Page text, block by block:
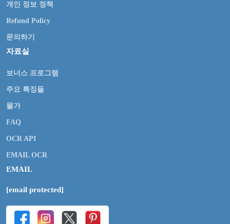
개인 정보 정책
Refund Policy
문의하기
자료실
보너스 프로그램
주요 특징들
물가
FAQ
OCR API
EMAIL OCR
EMAIL
[email protected]